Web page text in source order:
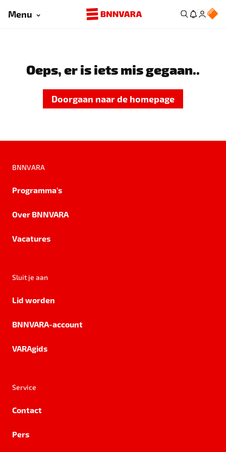
Menu
Oeps, er is iets mis gegaan..
Doorgaan naar de homepage
BNNVARA
Programma's
Over BNNVARA
Vacatures
Sluit je aan
Lid worden
BNNVARA-account
VARAgids
Service
Contact
Pers